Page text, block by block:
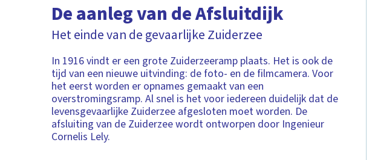
De aanleg van de Afsluitdijk
Het einde van de gevaarlijke Zuiderzee
In 1916 vindt er een grote Zuiderzeeramp plaats. Het is ook de
tijd van een nieuwe uitvinding: de foto- en de filmcamera. Voor
het eerst worden er opnames gemaakt van een
overstromingsramp. Al snel is het voor iedereen duidelijk dat de
levensgevaarlijke Zuiderzee afgesloten moet worden. De
afsluiting van de Zuiderzee wordt ontworpen door Ingenieur
Cornelis Lely.